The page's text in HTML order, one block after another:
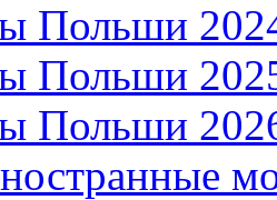
Польши
Польши
Польши